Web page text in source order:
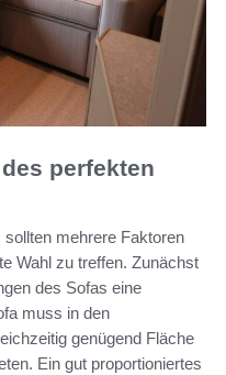
perfekten
mehrere Faktoren
Wahl zu treffen. Zunächst
des Sofas eine
muss in den
genügend Fläche
Ein gut proportioniertes